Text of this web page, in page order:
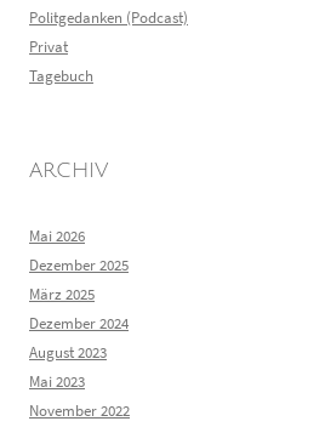
Politgedanken (Podcast)
Privat
Tagebuch
ARCHIV
Mai 2026
Dezember 2025
März 2025
Dezember 2024
August 2023
Mai 2023
November 2022